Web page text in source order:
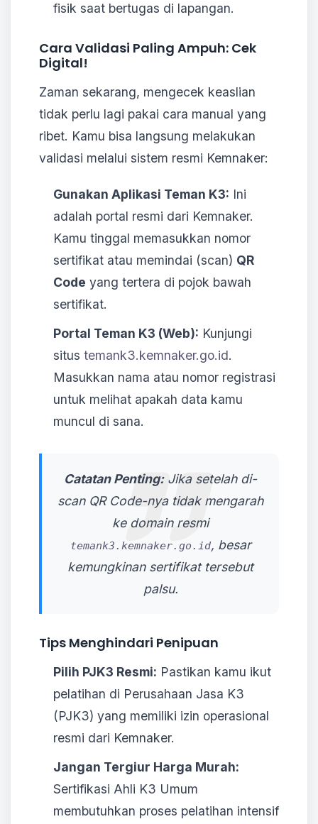
fisik saat bertugas di lapangan.
Cara Validasi Paling Ampuh: Cek
Digital!
Zaman sekarang, mengecek keaslian
tidak perlu lagi pakai cara manual yang
ribet. Kamu bisa langsung melakukan
validasi melalui sistem resmi Kemnaker:
Gunakan Aplikasi Teman K3: Ini
adalah portal resmi dari Kemnaker.
Kamu tinggal memasukkan nomor
sertifikat atau memindai (scan) QR
Code yang tertera di pojok bawah
sertifikat.
Portal Teman K3 (Web): Kunjungi
situs temank3.kemnaker.go.id.
Masukkan nama atau nomor registrasi
untuk melihat apakah data kamu
muncul di sana.
Catatan Penting:Jika setelah di-
scan QR Code-nya tidak mengarah
ke domain resmi
temank3.kemnaker.go.id, besar
kemungkinan sertifikat tersebut
palsu.
Tips Menghindari Penipuan
Pilih PJK3 Resmi: Pastikan kamu ikut
pelatihan di Perusahaan Jasa K3
(PJK3) yang memiliki izin operasional
resmi dari Kemnaker.
Jangan Tergiur Harga Murah:
Sertifikasi Ahli K3 Umum
membutuhkan proses pelatihan intensif